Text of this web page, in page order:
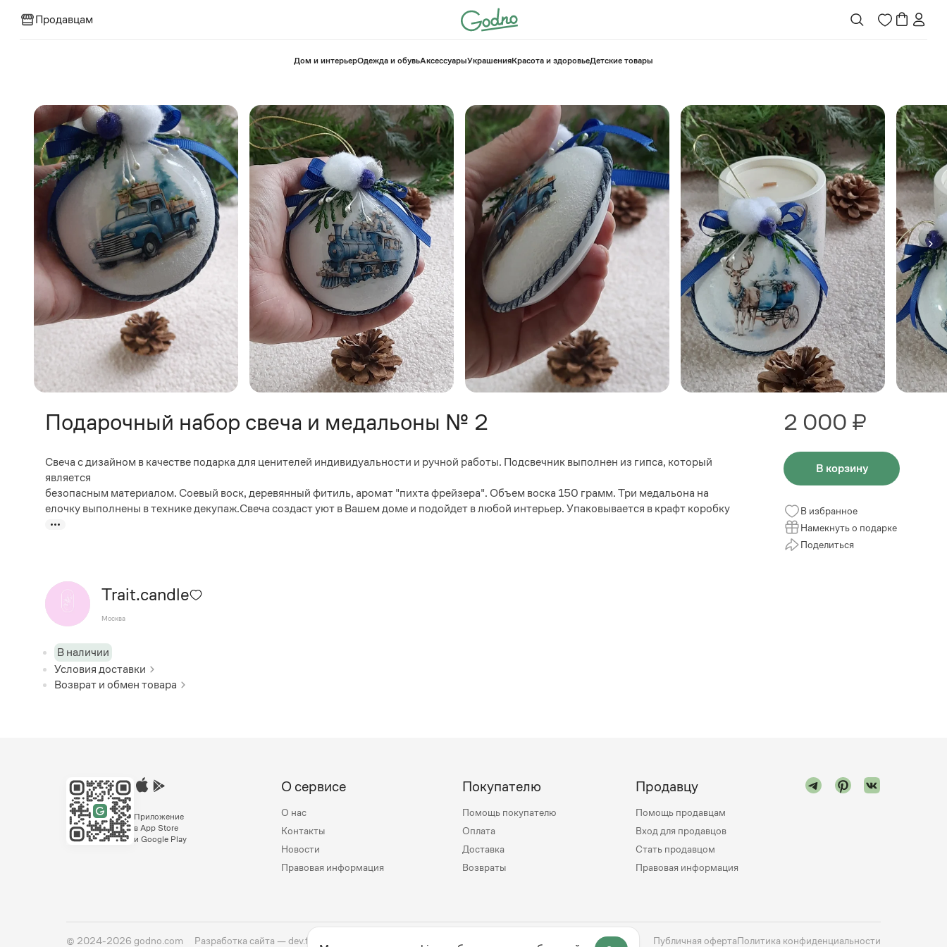
Продавцам
⁠Дом и интерьерОдежда и обувьАксессуарыУкрашенияКрасота и здоровье⁠Детские товары
Подарочный набор свеча и медальоны № 2
Свеча с дизайном в качестве подарка для ценителей индивидуальности и ручной работы. Подсвечник выполнен из гипса, который
является
безопасным материалом. Соевый воск, деревянный фитиль, аромат "пихта фрейзера". Объем воска 150 грамм. Три медальона на
елочку выполнены в технике декупаж.Свеча создаст уют в Вашем доме и подойдет в любой интерьер. Упаковывается в крафт коробку
Trait.candle
Москва
В наличии
Условия доставки
Возврат и обмен товара
2 000 ₽
В корзину
В избранное
Намекнуть о подарке
Поделиться
Приложение
в App Store
и Google Play
О сервисе
О нас
Контакты
Новости
Правовая информация
Покупателю
Помощь покупателю
Оплата
Доставка
Возвраты
Продавцу
Помощь продавцам
Вход для продавцов
Стать продавцом
Правовая информация
© 2024-2026 godno.com Разработка сайта —dev.family Публичная офертаПолитика конфиденциальности